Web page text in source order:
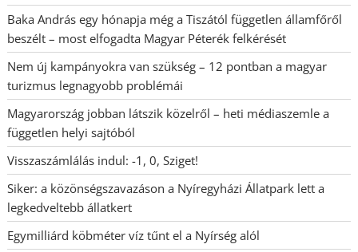
Baka András egy hónapja még a Tiszától független államfőről
beszélt – most elfogadta Magyar Péterék felkérését
Nem új kampányokra van szükség – 12 pontban a magyar
turizmus legnagyobb problémái
Magyarország jobban látszik közelről – heti médiaszemle a
független helyi sajtóból
Visszaszámlálás indul: -1, 0, Sziget!
Siker: a közönségszavazáson a Nyíregyházi Állatpark lett a
legkedveltebb állatkert
Egymilliárd köbméter víz tűnt el a Nyírség alól